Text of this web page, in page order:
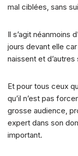
mal ciblées, sans
Il s’agit néanmoins
jours devant elle
naissent et
Et pour tous ceux
qu’il n’est pas
grosse audience,
expert dans son
important.